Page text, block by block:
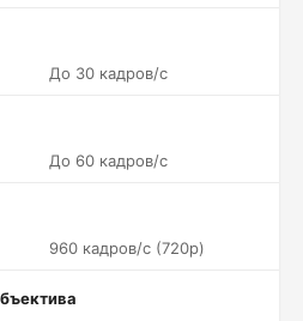
До 30 кадров/c
До 60 кадров/c
960 кадров/c (720p)